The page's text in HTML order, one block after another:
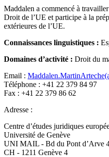
Maddalen a commencé à
Droit de l’UE et participe à la
extérieures de l’UE.
Connaissances linguistiques :
Domaines d’activité : Droit du
Email :
Téléphone : +41 22 379 84 97
Fax : +41 22 379 86 62
Adresse :
Centre d’études juridiques
Université de Genève
UNI MAIL - Bd du Pont d’Arve
CH - 1211 Genève 4